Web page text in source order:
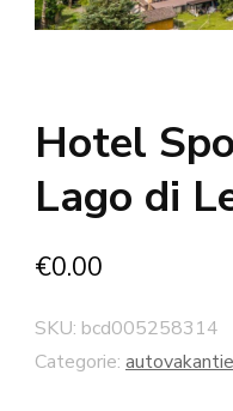
Hotel
Lago di
€0.00
SKU: bcd005258314
Categorie: